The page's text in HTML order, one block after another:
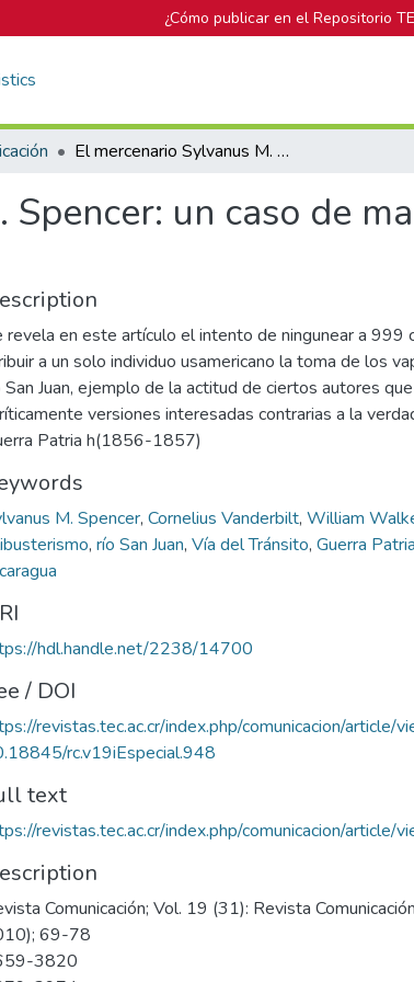
¿Cómo publicar en el Repositorio
El mercenario Sylvanus M. Spencer: un caso de malinchismo historiográfico
un caso de
revela en este artículo el intento de ningunear a 999
a un solo individuo usamericano la toma de los
San Juan, ejemplo de la actitud de ciertos autores
versiones interesadas contrarias a la
Patria h(1856-1857)
M. Spencer, Cornelius Vanderbilt, William
, río San Juan, Vía del Tránsito, Guerra Patria
hdl.handle.net/2238/14700
/ DOI
revistas.tec.ac.cr/index.php/comunicacion/article/
rc.v19iEspecial.948
text
revistas.tec.ac.cr/index.php/comunicacion/article/
Comunicación; Vol. 19 (31): Revista
69-78
3820